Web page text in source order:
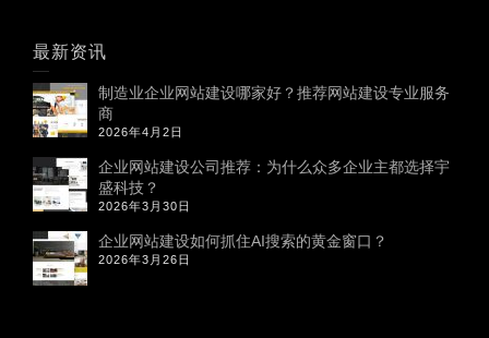
最新资讯
制造业企业网站建设哪家好？推荐网站建设专业服务
商
2026年4月2日
企业网站建设公司推荐：为什么众多企业主都选择宇
盛科技？
2026年3月30日
企业网站建设如何抓住AI搜索的黄金窗口？
2026年3月26日